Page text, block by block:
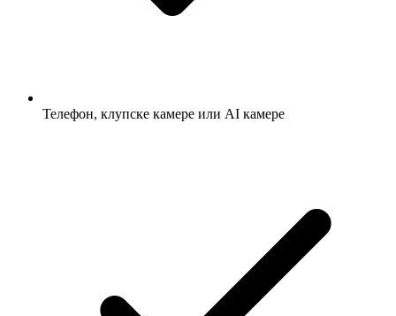
Телефон, клупске камере или AI камере